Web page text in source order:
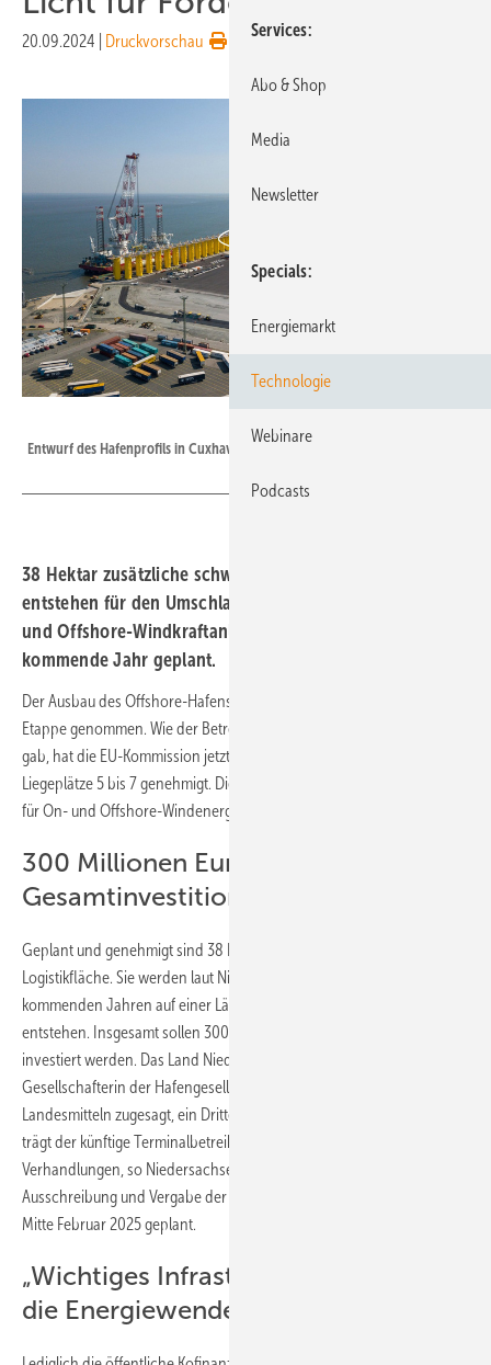
20.09.2024 Druckvorschau
Entwurf des Hafenprofils in Cuxhaven
38 Hektar zusätzliche schwerlastfähige Logistikfläche
entstehen für den Umschlag und die Lagerung von On-
und Offshore-Windkraftanlagen. Der Baustart ist für das
kommende Jahr geplant.
Der Ausbau des Offshore-Hafens in Cuxhaven hat eine wichtige
Etappe genommen. Wie der Betreiber Niedersachsen Ports bekannt
gab, hat die EU-Kommission jetzt die öffentliche Teilfinanzierung der
Liegeplätze 5 bis 7 genehmigt. Die Hafenerweiterung soll mehr Platz
für On- und Offshore-Windenergie schaffen.
300 Millionen Euro
Gesamtinvestition
Geplant und genehmigt sind 38 Hektar zusätzliche schwerlastfähige
Logistikfläche. Sie werden laut Niedersachsen Ports in den
kommenden Jahren auf einer Länge von 1.200 Metern an der Elbe
entstehen. Insgesamt sollen 300 Millionen Euro in das Projekt
investiert werden. Das Land Niedersachsen, das alleinige
Gesellschafterin der Hafengesellschaft ist, hat 100 Millionen Euro an
Landesmitteln zugesagt, ein Drittel trägt der Bund. Ein weiteres Drittel
trägt der künftige Terminalbetreiber. Hier liefen bereits die
Verhandlungen, so Niedersachsenports. Gleichzeitig läuft die
Ausschreibung und Vergabe der Bauleistungen. Der Baubeginn ist für
Mitte Februar 2025 geplant.
„Wichtiges Infrastrukturprojekt für
die Energiewende“
Services
Abo & Shop
Media
Newsletter
Specials
Energiemarkt
Technologie
Webinare
Podcasts